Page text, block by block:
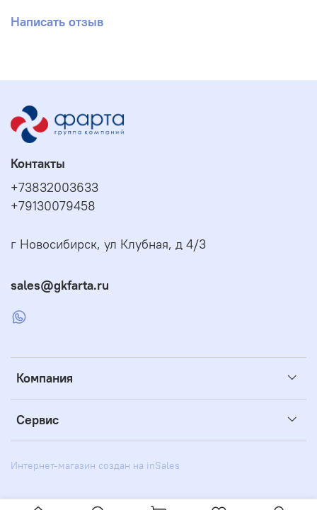
Написать отзыв
Компания
Сервис
Контакты
+73832003633
+79130079458
г Новосибирск, ул Клубная, д 4/3
sales@gkfarta.ru
Интернет-магазин создан на inSales